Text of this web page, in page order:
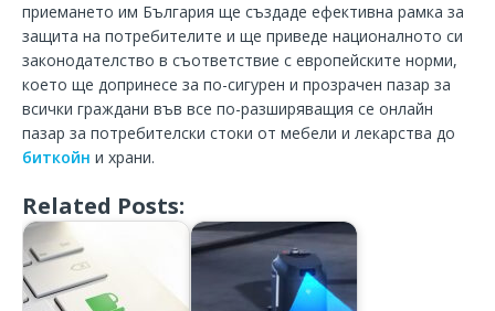
приемането им България ще създаде ефективна рамка за
защита на потребителите и ще приведе националното си
законодателство в съответствие с европейските норми,
което ще допринесе за по-сигурен и прозрачен пазар за
всички граждани във все по-разширяващия се онлайн
пазар за потребителски стоки от мебели и лекарства до
биткойн и храни.
Related Posts: